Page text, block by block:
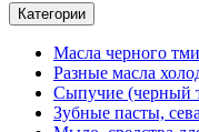
Категории
Масла черного
Разные масла
Сыпучие (черный
Зубные пасты,